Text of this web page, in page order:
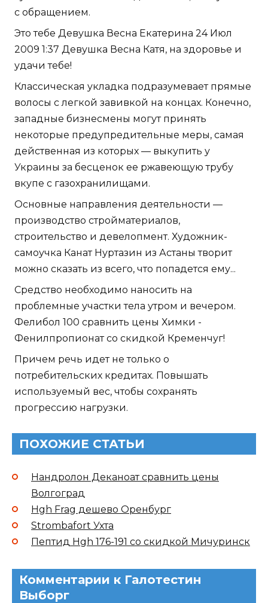
с обращением.
Это тебе Девушка Весна Екатерина 24 Июл
2009 1:37 Девушка Весна Катя, на здоровье и
удачи тебе!
Классическая укладка подразумевает прямые
волосы с легкой завивкой на концах. Конечно,
западные бизнесмены могут принять
некоторые предупредительные меры, самая
действенная из которых — выкупить у
Украины за бесценок ее ржавеющую трубу
вкупе с газохранилищами.
Основные направления деятельности —
производство стройматериалов,
строительство и девелопмент. Художник-
самоучка Канат Нуртазин из Астаны творит
можно сказать из всего, что попадется ему...
Средство необходимо наносить на
проблемные участки тела утром и вечером.
Фелибол 100 сравнить цены Химки -
Фенилпропионат со скидкой Кременчуг!
Причем речь идет не только о
потребительских кредитах. Повышать
используемый вес, чтобы сохранять
прогрессию нагрузки.
ПОХОЖИЕ СТАТЬИ
Нандролон Деканоат сравнить цены
Волгоград
Hgh Frag дешево Оренбург
Strombafort Ухта
Пептид Hgh 176-191 со скидкой Мичуринск
Комментарии к Галотестин
Выборг